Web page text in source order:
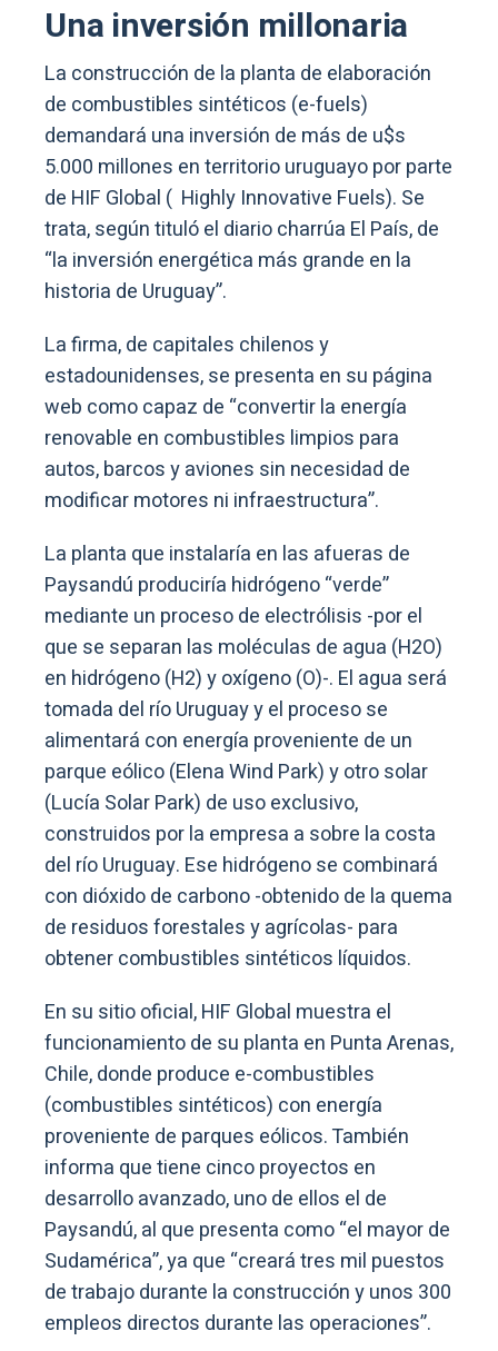
Una inversión millonaria
La construcción de la planta de elaboración
de combustibles sintéticos (e-fuels)
demandará una inversión de más de u$s
5.000 millones en territorio uruguayo por parte
de HIF Global ( Highly Innovative Fuels). Se
trata, según tituló el diario charrúa El País, de
“la inversión energética más grande en la
historia de Uruguay”.
La firma, de capitales chilenos y
estadounidenses, se presenta en su página
web como capaz de “convertir la energía
renovable en combustibles limpios para
autos, barcos y aviones sin necesidad de
modificar motores ni infraestructura”.
La planta que instalaría en las afueras de
Paysandú produciría hidrógeno “verde”
mediante un proceso de electrólisis -por el
que se separan las moléculas de agua (H2O)
en hidrógeno (H2) y oxígeno (O)-. El agua será
tomada del río Uruguay y el proceso se
alimentará con energía proveniente de un
parque eólico (Elena Wind Park) y otro solar
(Lucía Solar Park) de uso exclusivo,
construidos por la empresa a sobre la costa
del río Uruguay. Ese hidrógeno se combinará
con dióxido de carbono -obtenido de la quema
de residuos forestales y agrícolas- para
obtener combustibles sintéticos líquidos.
En su sitio oficial, HIF Global muestra el
funcionamiento de su planta en Punta Arenas,
Chile, donde produce e-combustibles
(combustibles sintéticos) con energía
proveniente de parques eólicos. También
informa que tiene cinco proyectos en
desarrollo avanzado, uno de ellos el de
Paysandú, al que presenta como “el mayor de
Sudamérica”, ya que “creará tres mil puestos
de trabajo durante la construcción y unos 300
empleos directos durante las operaciones”.